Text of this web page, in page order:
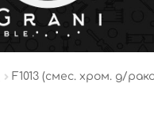
F1013 (смес. хром. д/